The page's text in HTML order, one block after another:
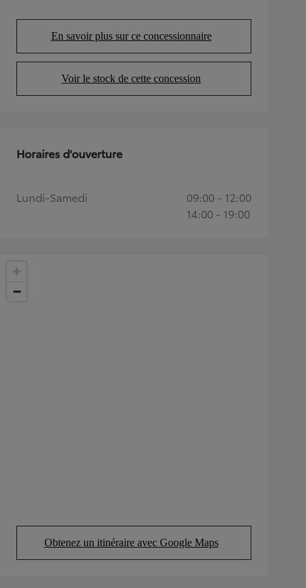
En savoir plus sur ce concessionnaire
(Opens in new tab)
Voir le stock de cette concession
(Opens in new tab)
Obtenez un itinéraire avec Google Maps
(Opens in new tab)
Horaires d'ouverture
Lundi-Samedi
09:00 - 12:00
14:00 - 19:00